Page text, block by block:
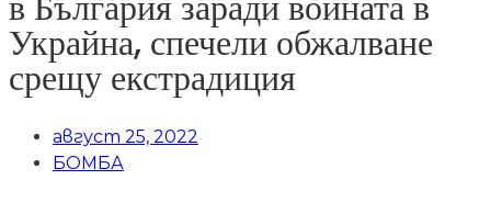
Украйна, спечели обжалване
срещу екстрадиция
август 25, 2022
БОМБА